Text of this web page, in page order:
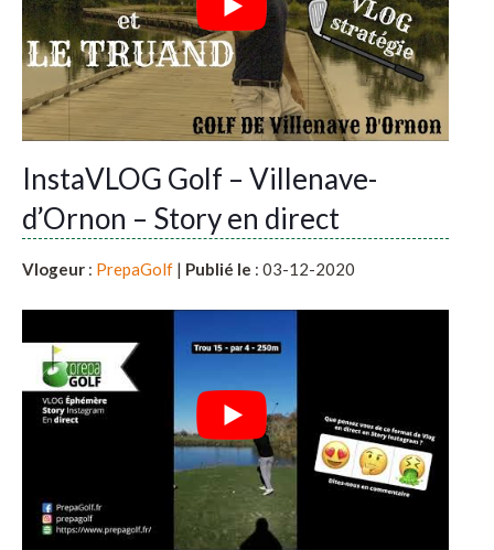
InstaVLOG Golf – Villenave-
d’Ornon – Story en direct
Vlogeur : PrepaGolf | Publié le : 03-12-2020